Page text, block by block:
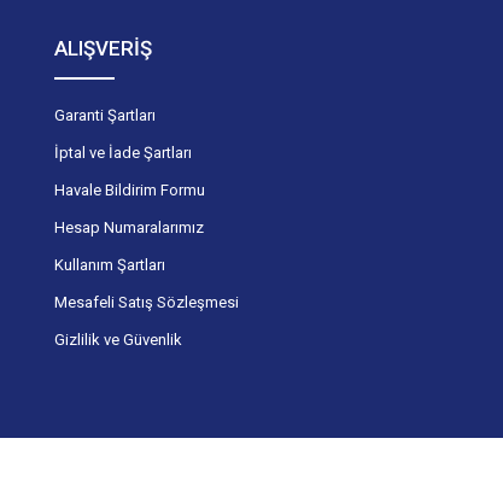
ALIŞVERİŞ
Garanti Şartları
İptal ve İade Şartları
Havale Bildirim Formu
Hesap Numaralarımız
Kullanım Şartları
Mesafeli Satış Sözleşmesi
Gizlilik ve Güvenlik